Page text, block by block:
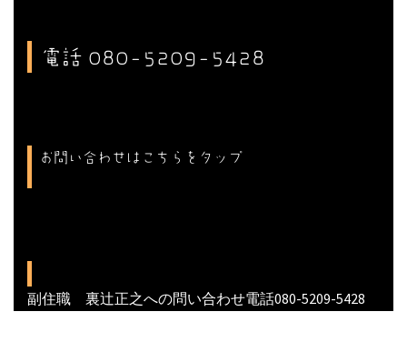
電話 080-5209-5428
お問い合わせはこちらをタップ
副住職 裏辻正之への問い合わせ電話080-5209-5428